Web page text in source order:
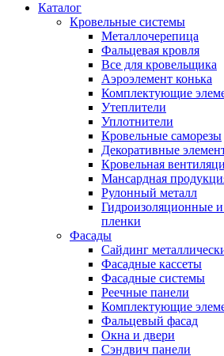
Каталог
Кровельные системы
Металлочерепица
Фальцевая кровля
Все для кровельщика
Аэроэлемент конька
Комплектующие
Утеплители
Уплотнители
Кровельные саморезы
Декоративные
Кровельная
Мансардная
Рулонный металл
Гидроизоляционные
пленки
Фасады
Сайдинг
Фасадные кассеты
Фасадные системы
Реечные панели
Комплектующие
Фальцевый фасад
Окна и двери
Сэндвич панели